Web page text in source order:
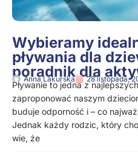
Wybieramy
pływania dla
poradnik dla
Anna Lakurska 28 listopada,
Pływanie to jedna z
zaproponować naszym
buduje odporność i – co
Jednak każdy rodzic, który
wie, że